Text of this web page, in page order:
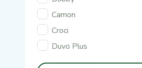
Camon
Croci
Duvo Plus
Пухнастики